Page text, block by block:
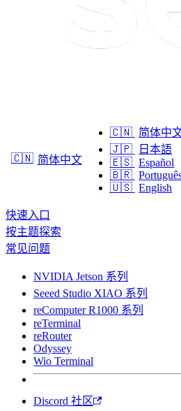
🇨🇳 简体中文
🇨🇳 简体中
🇯🇵
日本語
🇪🇸 Español
🇧🇷
🇺🇸 English
快速入口
按主题探索
常见问题
NVIDIA Jetson 系列
Seeed Studio XIAO 系列
reComputer R1000 系列
reTerminal
reRouter
Odyssey
Wio Terminal
Discord 社区